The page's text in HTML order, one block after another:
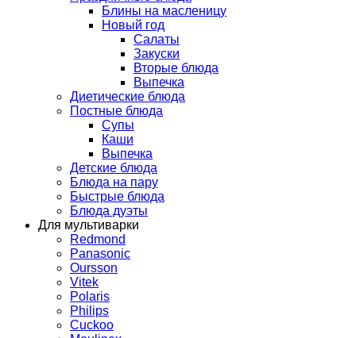
Блины на масленицу
Новый год
Салаты
Закуски
Вторые блюда
Выпечка
Диетические блюда
Постные блюда
Супы
Каши
Выпечка
Детские блюда
Блюда на пару
Быстрые блюда
Блюда дуэты
Для мультиварки
Redmond
Panasonic
Oursson
Vitek
Polaris
Philips
Cuckoo